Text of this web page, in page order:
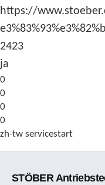
https://
2423
ja
0
0
0
0
zh-tw servicestart
STÖBER